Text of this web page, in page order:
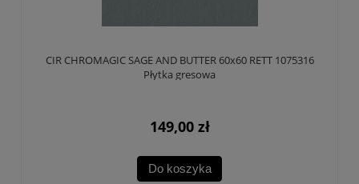
CIR CHROMAGIC SAGE AND BUTTER 60x60 RETT 1075316
Płytka gresowa
149,00 zł
Do koszyka